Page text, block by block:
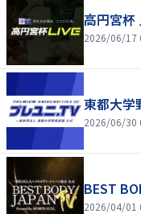
高円宮杯
2026/06/17
東都大学
2026/06/30
BEST
2026/04/01